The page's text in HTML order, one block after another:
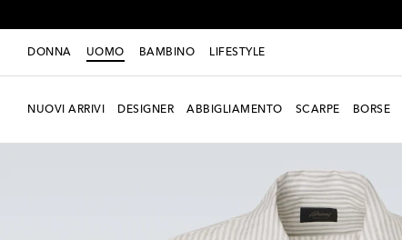
DONNA UOMO BAMBINO LIFESTYLE
NUOVI ARRIVI DESIGNER ABBIGLIAMENTO SCARPE BORSE